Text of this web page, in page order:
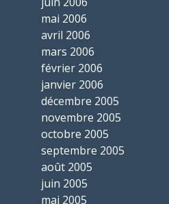
mai 2006
avril 2006
mars 2006
février 2006
janvier 2006
décembre 2005
novembre 2005
octobre 2005
septembre 2005
août 2005
juin 2005
mai 2005